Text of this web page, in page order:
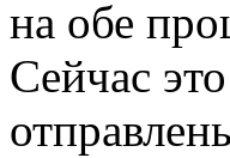
на обе
Сейчас